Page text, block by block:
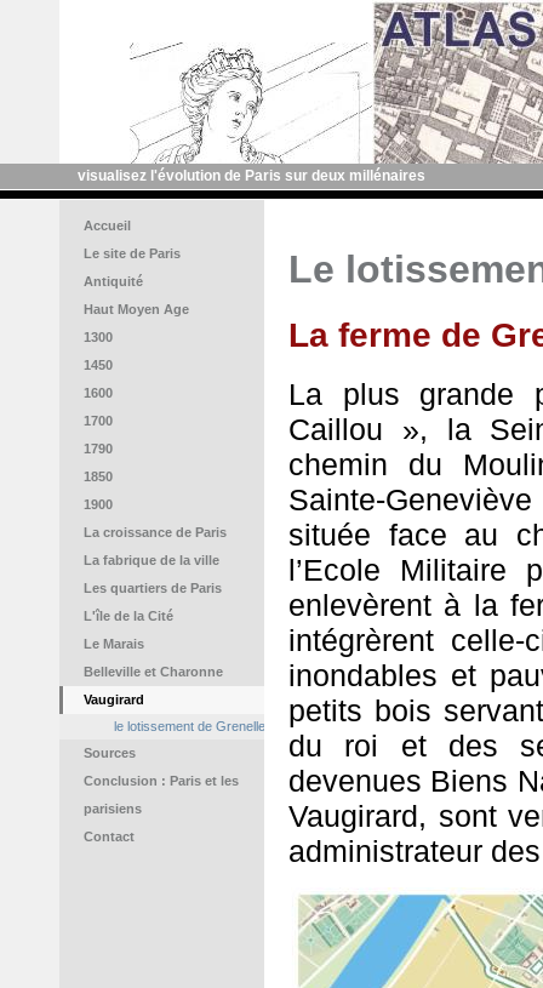
visualisez l'évolution de Paris sur deux millénaires
Accueil
Le site de Paris
Antiquité
Haut Moyen Age
1300
1450
1600
1700
1790
1850
1900
La croissance de Paris
La fabrique de la ville
Les quartiers de Paris
L'île de la Cité
Le Marais
Belleville et Charonne
Vaugirard
le lotissement de Grenelle
Sources
Conclusion : Paris et les
parisiens
Contact
Le
La ferme de
La plus grande
Caillou », la
chemin du
Sainte-
située face au
l’Ecole Militaire
enlevèrent à la
intégrèrent
inondables et
petits bois
du roi et des
devenues Biens
Vaugirard, sont
administrateur